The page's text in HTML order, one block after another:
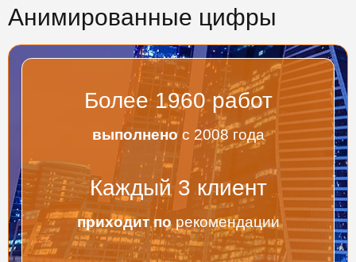
Анимированные цифры
Более2000работ
выполненос 2008 года
Каждый3клиент
приходит порекомендации